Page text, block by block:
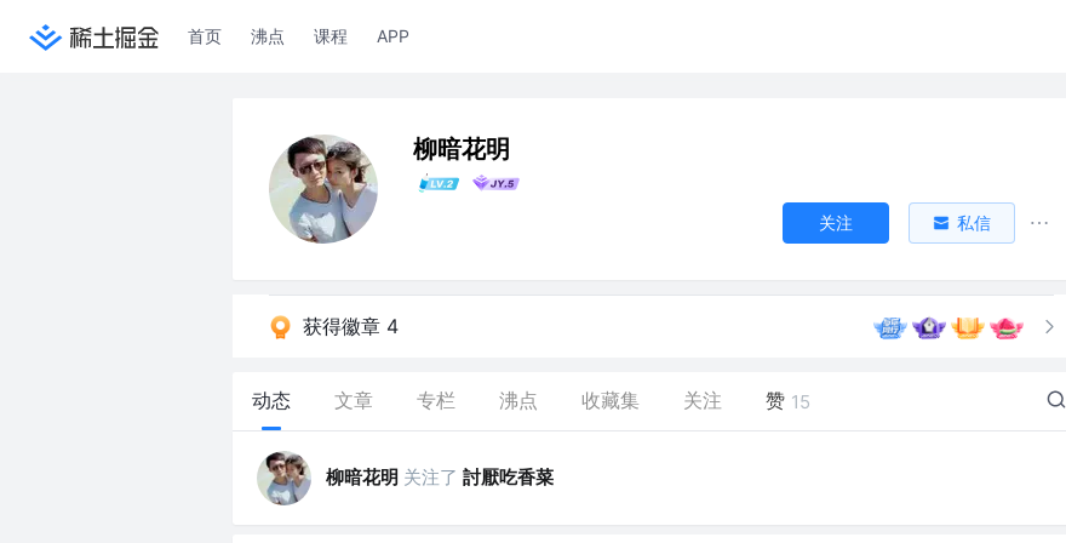
首页 沸点 课程 APP
柳暗花明
关注 私信
获得徽章 4
动态 文章 专栏 沸点 收藏集 关注 赞 15
柳暗花明 关注了 討厭吃香菜